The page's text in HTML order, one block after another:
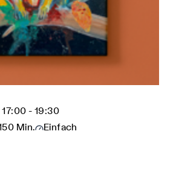
- 19:30
Min.
Einfach